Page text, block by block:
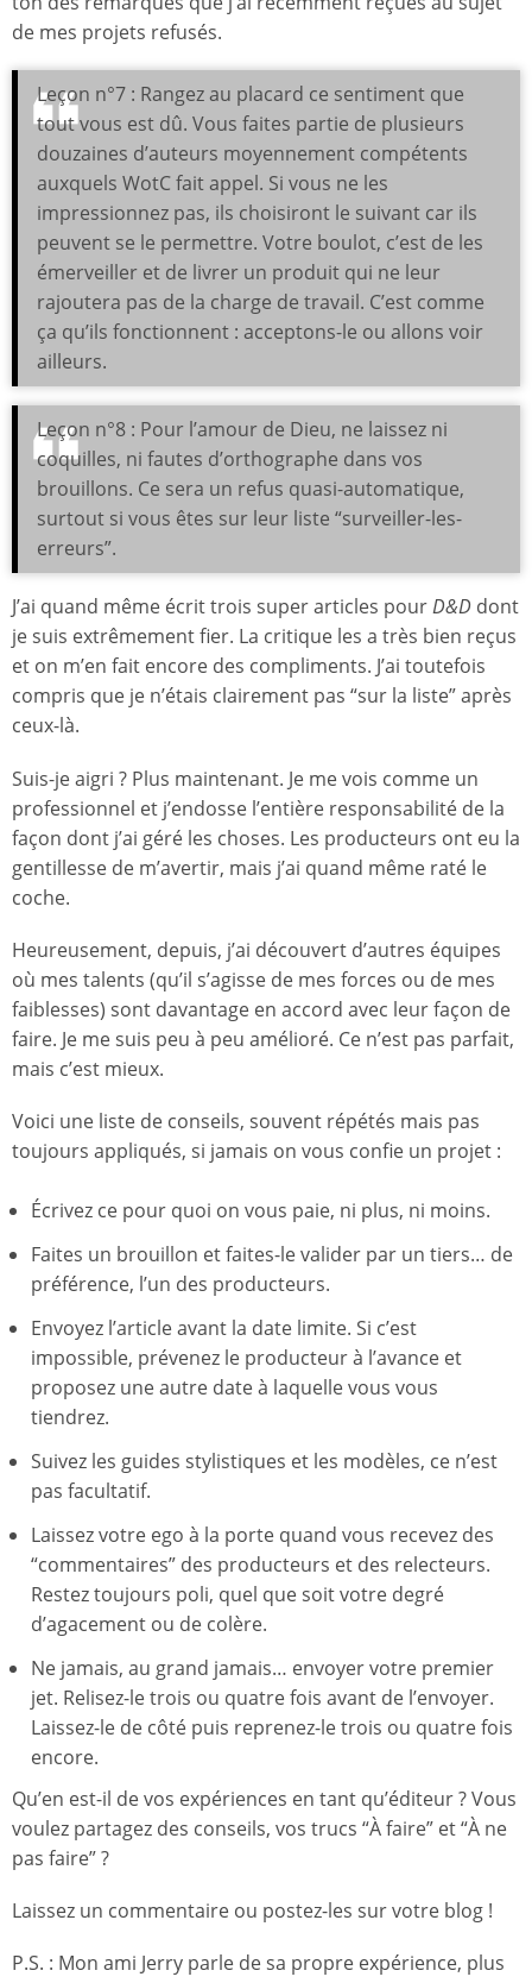
de mes projets refusés.
Leçon n°7 : Rangez au placard ce sentiment que
tout vous est dû. Vous faites partie de plusieurs
douzaines d’auteurs moyennement compétents
auxquels WotC fait appel. Si vous ne les
impressionnez pas, ils choisiront le suivant car ils
peuvent se le permettre. Votre boulot, c’est de les
émerveiller et de livrer un produit qui ne leur
rajoutera pas de la charge de travail. C’est comme
ça qu’ils fonctionnent : acceptons-le ou allons voir
ailleurs.
Leçon n°8 : Pour l’amour de Dieu, ne laissez ni
coquilles, ni fautes d’orthographe dans vos
brouillons. Ce sera un refus quasi-automatique,
surtout si vous êtes sur leur liste “surveiller-les-
erreurs”.
J’ai quand même écrit trois super articles pourD&D dont
je suis extrêmement fier. La critique les a très bien reçus
et on m’en fait encore des compliments. J’ai toutefois
compris que je n’étais clairement pas “sur la liste” après
ceux-là.
Suis-je aigri ? Plus maintenant. Je me vois comme un
professionnel et j’endosse l’entière responsabilité de la
façon dont j’ai géré les choses. Les producteurs ont eu la
gentillesse de m’avertir, mais j’ai quand même raté le
coche.
Heureusement, depuis, j’ai découvert d’autres équipes
où mes talents (qu’il s’agisse de mes forces ou de mes
faiblesses) sont davantage en accord avec leur façon de
faire. Je me suis peu à peu amélioré. Ce n’est pas parfait,
mais c’est mieux.
Voici une liste de conseils, souvent répétés mais pas
toujours appliqués, si jamais on vous confie un projet :
Écrivez ce pour quoi on vous paie, ni plus, ni moins.
Faites un brouillon et faites-le valider par un tiers… de
préférence, l’un des producteurs.
Envoyez l’article avant la date limite. Si c’est
impossible, prévenez le producteur à l’avance et
proposez une autre date à laquelle vous vous
tiendrez.
Suivez les guides stylistiques et les modèles, ce n’est
pas facultatif.
Laissez votre ego à la porte quand vous recevez des
“commentaires” des producteurs et des relecteurs.
Restez toujours poli, quel que soit votre degré
d’agacement ou de colère.
Ne jamais, au grand jamais… envoyer votre premier
jet. Relisez-le trois ou quatre fois avant de l’envoyer.
Laissez-le de côté puis reprenez-le trois ou quatre fois
encore.
Qu’en est-il de vos expériences en tant qu’éditeur ? Vous
voulez partagez des conseils, vos trucs “À faire” et “À ne
pas faire” ?
Laissez un commentaire ou postez-les sur votre blog !
P.S. : Mon ami Jerry parle de sa propre expérience, plus